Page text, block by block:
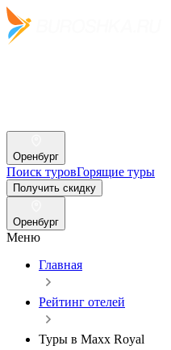
Оренбург
Поиск туровГорящие туры
Получить скидку
Оренбург
Меню
Главная
Рейтинг отелей
Туры в Maxx Royal